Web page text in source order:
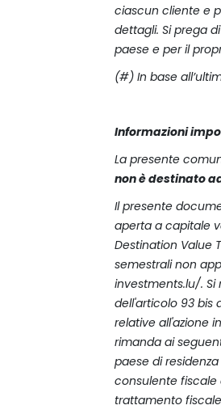
ciascun cliente e
dettagli. Si prega
paese e per il
(#) In base
Informazioni
La presente
non è destinato
Il presente
aperta a capitale
Destination Value
semestrali non
investments.lu/.
dell'articolo 93 bis
relative all'azione
rimanda ai
paese di
consulente fiscale
trattamento